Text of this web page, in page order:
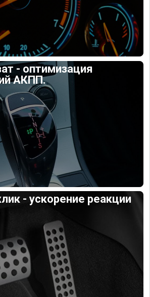
- оптимизация
АКПП.
- ускорение реакции